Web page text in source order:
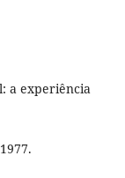
a experiência